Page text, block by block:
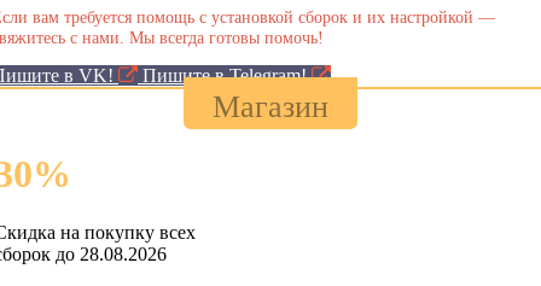
вам требуется помощь с установкой сборок и их настройкой —
с нами. Мы всегда готовы помочь!
в VK! Пишите в Telegram!
Магазин
%
на покупку всех
до 28.08.2026